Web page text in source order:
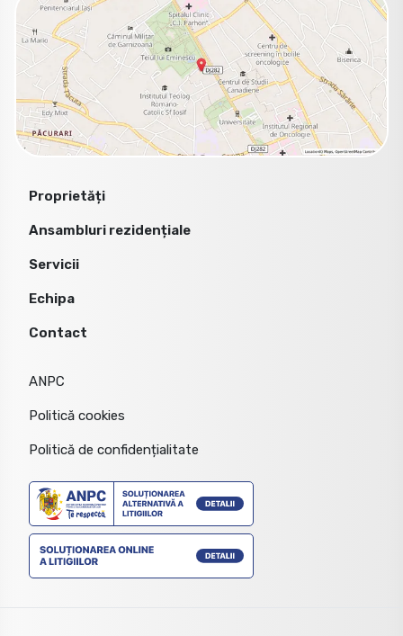
Proprietăți
Ansambluri rezidențiale
Servicii
Echipa
Contact
ANPC
Politică cookies
Politică de confidențialitate